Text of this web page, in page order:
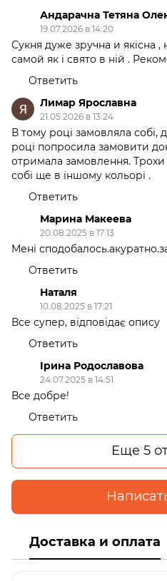
Андарачна Тетяна
19.07.2026 в 14:20
Сукня дуже зручна и якісна
самой як і свято в ній .
Ответить
Лимар Ярославна
21.05.2026 в 13:24
В тому році замовляла собі,
році попросила замовити
отримала замовлення. Трохи
собі ще в іншому кольорі .
Ответить
Марина Макеева
20.08.2025 в 17:13
Мені
Ответить
Наталя
10.08.2025 в 17:21
Все супер, відповідає опису
Ответить
Ірина Родославова
24.07.2025 в 14:51
Все добре!
Ответить
Еще 5
Доставка и оплата